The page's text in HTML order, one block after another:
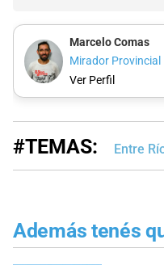
Marcelo Comas
Mirador Provincial
Ver Perfil
#TEMAS: Entre
Además tenés